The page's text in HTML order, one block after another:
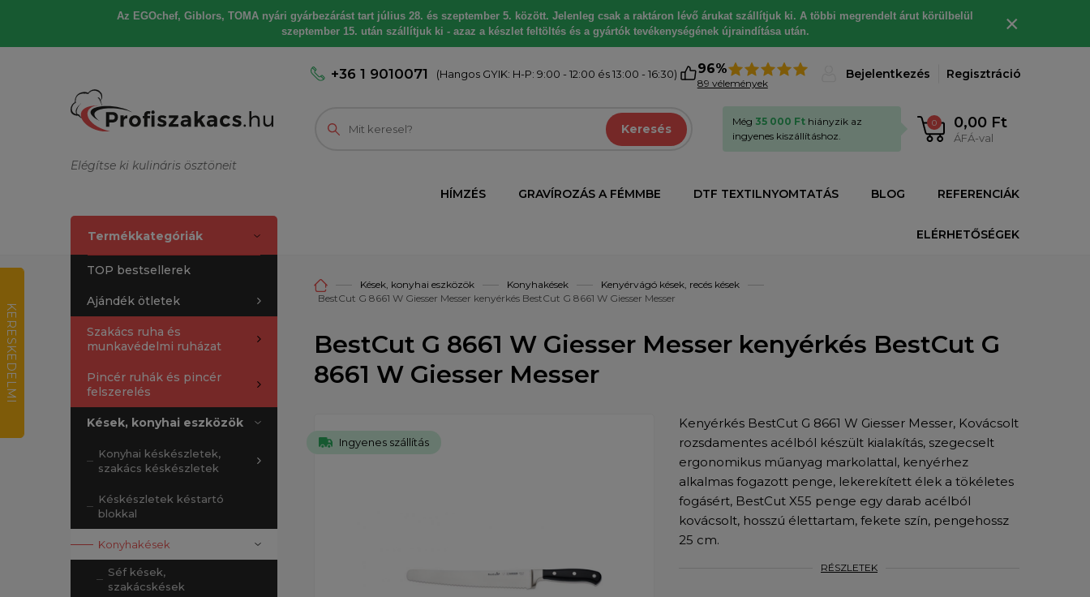
Az EGOchef, Giblors, TOMA nyári gyárbezárást tart július 28. és szeptember 5. között. Jelenleg csak a raktáron lévő árukat szállítjuk ki. A többi megrendelt árut körülbelül
szeptember 15. után szállítjuk ki - azaz a készlet feltöltés és a gyártók tevékenységének újraindítása után.
×
Elégítse ki kulináris ösztöneit
+36 1 9010071 (Hangos GYIK: H-P: 9:00 - 12:00 és 13:00 - 16:30) 96%
89 vélemények
Bejelentkezés Regisztráció
Keresés 0 0,00 Ft
ÁFÁ-val
Még 35 000 Ft hiányzik az
ingyenes kiszállításhoz.
HÍMZÉS GRAVÍROZÁS A FÉMMBE DTF TEXTILNYOMTATÁS BLOG REFERENCIÁK
ELÉRHETŐSÉGEK
Termékkategóriák
TOP bestsellerek
Ajándék ötletek
Szakács ruha és
munkavédelmi ruházat
Pincér ruhák és pincér
felszerelés
Kések, konyhai eszközök
Konyhai késkészletek,
szakács késkészletek
Késkészletek késtartó
blokkal
Konyhakések
Séf kések,
szakácskések
Kések, konyhai eszközök Konyhakések
Kenyérvágó kések, recés kések
BestCut G 8661 W Giesser Messer kenyérkés BestCut G 8661 W Giesser Messer
BestCut G 8661 W Giesser Messer kenyérkés BestCut G
8661 W Giesser Messer
Ingyenes szállítás
Kenyérkés BestCut G 8661 W Giesser Messer, Kovácsolt
rozsdamentes acélból készült kialakítás, szegecselt
ergonomikus műanyag markolattal, kenyérhez
alkalmas fogazott penge, lekerekített élek a tökéletes
fogásért, BestCut X55 penge egy darab acélból
kovácsolt, hosszú élettartam, fekete szín, pengehossz
25 cm.
RÉSZLETEK
K
E
R
E
S
K
E
D
E
L
M
I
R
T
É
K
E
L
É